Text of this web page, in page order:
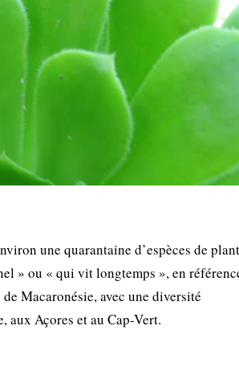
une quarantaine d’espèces de
» ou « qui vit longtemps », en
Macaronésie, avec une diversité
aux Açores et au Cap-Vert.